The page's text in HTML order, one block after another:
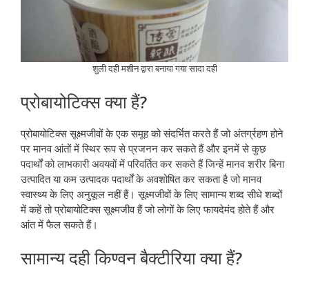
शुली दही मशीन द्वारा बनाया गया सादा दही
प्रोबायोटिक्स क्या हैं?
प्रोबायोटिक्स सूक्ष्मजीवों के एक समूह को संदर्भित करते हैं जो अंतर्ग्रहण होने
पर मानव आंतों में स्थिर रूप से प्रजनन कर सकते हैं और इनमें से कुछ
पदार्थों को लाभकारी अवयवों में परिवर्तित कर सकते हैं जिन्हें मानव शरीर बिना
उत्पादित या कम उत्पादक पदार्थों के अवशोषित कर सकता है जो मानव
स्वास्थ्य के लिए अनुकूल नहीं हैं। सूक्ष्मजीवों के लिए सामान्य शब्द सीधे शब्दों
में कहें तो प्रोबायोटिक्स सूक्ष्मजीव हैं जो लोगों के लिए फायदेमंद होते हैं और
आंत में फैल सकते हैं।
सामान्य दही किण्वन बैक्टीरिया क्या हैं?